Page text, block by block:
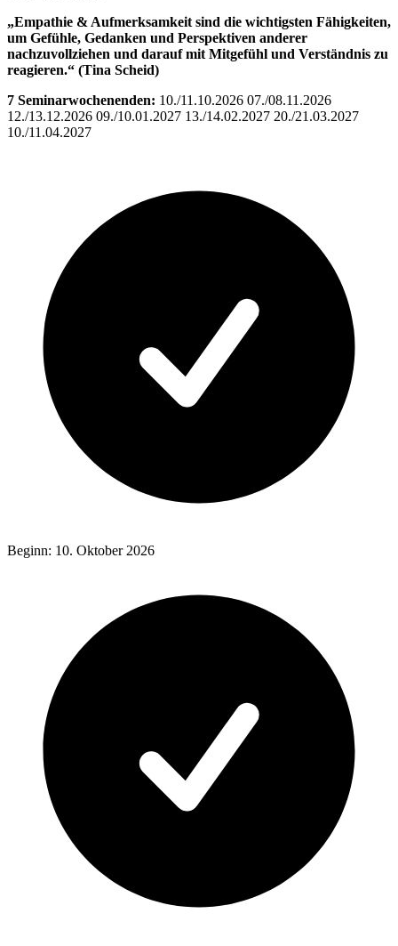
„Empathie & Aufmerksamkeit sind die wichtigsten Fähigkeiten,
um Gefühle, Gedanken und Perspektiven anderer
nachzuvollziehen und darauf mit Mitgefühl und Verständnis zu
reagieren.“ (Tina Scheid)
7 Seminarwochenenden: 10./11.10.2026 07./08.11.2026
12./13.12.2026 09./10.01.2027 13./14.02.2027 20./21.03.2027
10./11.04.2027
Beginn: 10. Oktober 2026